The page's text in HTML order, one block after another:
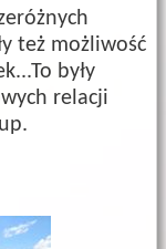
też możliwość
były
relacji